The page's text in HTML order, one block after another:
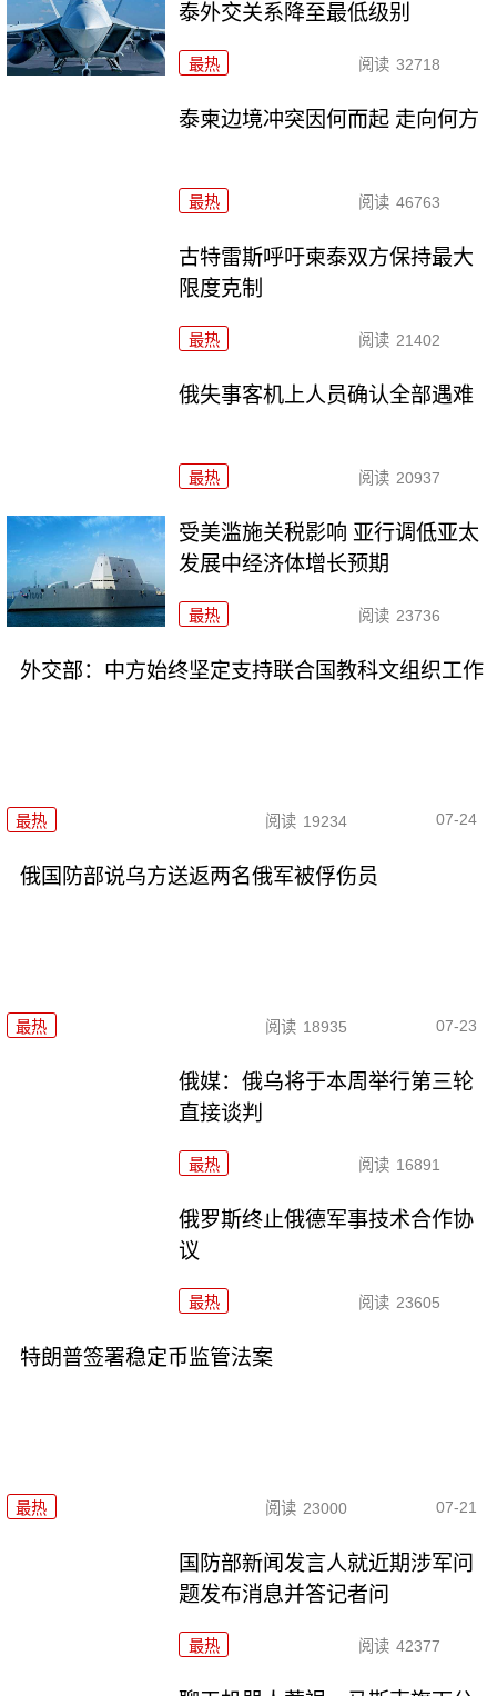
泰外交关系降至最低级别
最热 阅读 32718
泰柬边境冲突因何而起 走向何方
最热 阅读 46763
古特雷斯呼吁柬泰双方保持最大
限度克制
最热 阅读 21402
俄失事客机上人员确认全部遇难
最热 阅读 20937
受美滥施关税影响 亚行调低亚太
发展中经济体增长预期
最热 阅读 23736
外交部：中方始终坚定支持联合国教科文组织工作
最热 阅读 19234 07-24
俄国防部说乌方送返两名俄军被俘伤员
最热 阅读 18935 07-23
俄媒：俄乌将于本周举行第三轮
直接谈判
最热 阅读 16891
俄罗斯终止俄德军事技术合作协
议
最热 阅读 23605
特朗普签署稳定币监管法案
最热 阅读 23000 07-21
国防部新闻发言人就近期涉军问
题发布消息并答记者问
最热 阅读 42377